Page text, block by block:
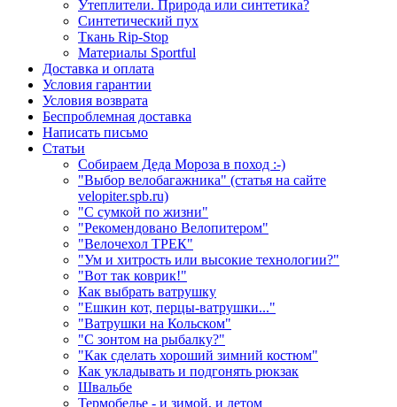
Утеплители. Природа или синтетика?
Синтетический пух
Ткань Rip-Stop
Материалы Sportful
Доставка и оплата
Условия гарантии
Условия возврата
Беспроблемная доставка
Написать письмо
Статьи
Собираем Деда Мороза в поход :-)
"Выбор велобагажника" (статья на сайте
velopiter.spb.ru)
"С сумкой по жизни"
"Рекомендовано Велопитером"
"Велочехол ТРЕК"
"Ум и хитрость или высокие технологии?"
"Вот так коврик!"
Как выбрать ватрушку
"Ешкин кот, перцы-ватрушки..."
"Ватрушки на Кольском"
"С зонтом на рыбалку?"
"Как сделать хороший зимний костюм"
Как укладывать и подгонять рюкзак
Швальбе
Термобелье - и зимой, и летом